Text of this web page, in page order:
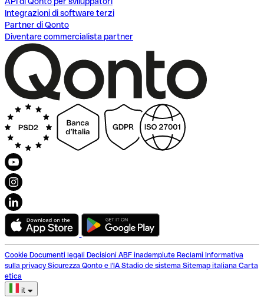
Integrazioni di software terzi
Partner di Qonto
Diventare commercialista partner
Cookie Documenti legali Decisioni ABF inadempiute Reclami Informativa
sulla privacy Sicurezza Qonto e l'IA Stadio de sistema Sitemap italiana Carta
etica
it